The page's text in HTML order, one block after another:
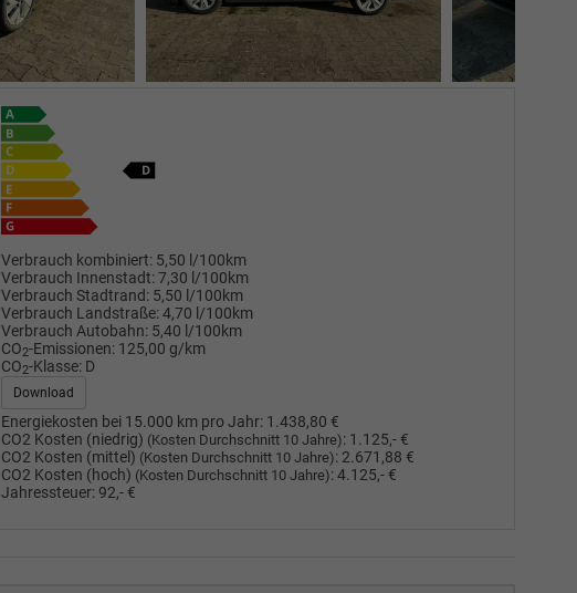
Verbrauch kombiniert: 5,50 l/100km
Verbrauch Innenstadt:7,30 l/100km
Verbrauch Stadtrand: 5,50 l/100km
Verbrauch Landstraße:4,70 l/100km
Verbrauch Autobahn: 5,40 l/100km
CO2-Emissionen: 125,00 g/km
CO2-Klasse: D
Download
Energiekosten bei 15.000 km pro Jahr: 1.438,80 €
CO2 Kosten (niedrig) (Kosten Durchschnitt 10 Jahre): 1.125,- €
CO2 Kosten (mittel) (Kosten Durchschnitt 10 Jahre): 2.671,88 €
CO2 Kosten (hoch) (Kosten Durchschnitt 10 Jahre):4.125,- €
Jahressteuer: 92,- €